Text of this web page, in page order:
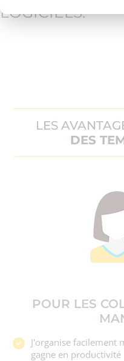
LOGICIELS.
LES
DES
POUR LES
J'organise facilement
gagne en productivité